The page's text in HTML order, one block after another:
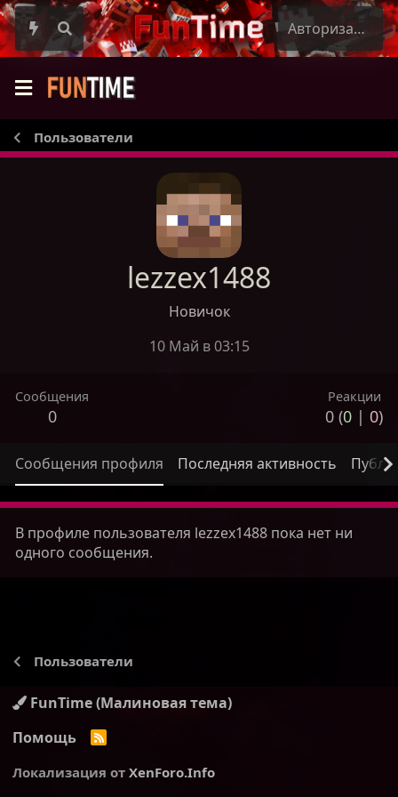
Авторизация
Пользователи
10 Май в 03:15
lezzex1488
Новичок
Сообщения
0
Реакции
0 (0 | 0)
Сообщения профиля Последняя активность
В профиле пользователя lezzex1488 пока нет ни
одного сообщения.
Пользователи
FunTime (Малиновая тема)
Помощь
R
S
Локализация от XenForo.Info